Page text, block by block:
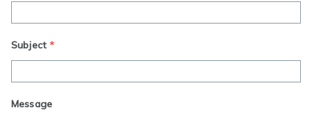
Subject *
Message